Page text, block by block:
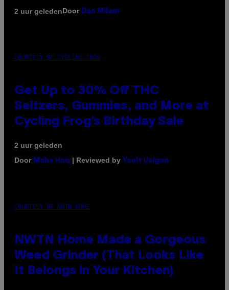
2 uur geledenDoor Dan Milam
COURTESY OF CYCLING FROG
Get Up to 30% Off THC
Seltzers, Gummies, and More at
Cycling Frog’s Birthday Sale
2 uur geleden
Door Maha Haq | Reviewed by Ysolt Usigan
COURTESY OF NWTN HOME
NWTN Home Made a Gorgeous
Weed Grinder (That Looks Like
It Belongs in Your Kitchen)